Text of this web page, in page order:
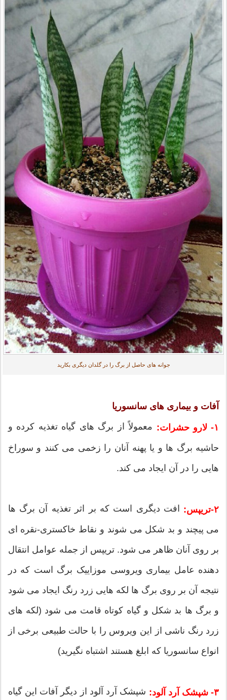
جوانه های حاصل از برگ را در گلدان دیگری بکارید
آفات و بیماری های سانسوریا
۱- لارو حشرات: معمولاً از برگ های گیاه تغذیه کرده و
حاشیه برگ ها و یا پهنه آنان را زخمی می کنند و سوراخ
هایی را در آن ایجاد می کند.
۲-تریپس: افت دیگری است که بر اثر تغذیه آن برگ ها
می پیچند و بد شکل می شوند و نقاط خاکستری-نقره ای
بر روی آنان ظاهر می شود. تریپس از جمله عوامل انتقال
دهنده عامل بیماری ویروسی موزاییک برگ است که در
نتیجه آن بر روی برگ ها لکه هایی زرد رنگ ایجاد می شود
و برگ ها بد شکل و گیاه کوتاه قامت می شود (لکه های
زرد رنگ ناشی از این ویروس را با حالت طبیعی برخی از
انواع سانسوریا که ابلغ هستند اشتباه نگیرید)
۳- شپشک آرد آلود: شپشک آرد آلود از دیگر آفات این گیاه